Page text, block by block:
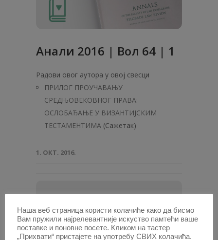
Анали 2016 | Вол 64 | 1
Радови овог аутора у овој свесци
ПРИЛОГ ПРОУЧАВАЊУ
СРЕДЊОВЕКОВНОГ ПРАВА:
ОСЛОБAЂAЊЕ У ВИЗАНТИЈСКИМ
ТЕСТАМЕНТИМА (Сажетак)
1. ОКТ. 2016.
Унесите
име
Наша веб страница користи колачиће како да бисмо
Вам пружили најрелевантније искуство памтећи ваше
поставке и поновне посете. Кликом на тастер
„Прихвати“ пристајете на употребу СВИХ колачића.